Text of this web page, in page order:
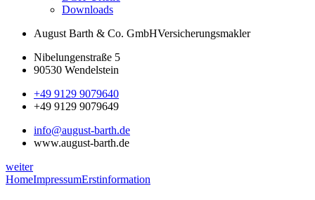
Downloads
August Barth & Co. GmbHVersicherungsmakler
Nibelungenstraße 5
90530 Wendelstein
+49 9129 9079640
+49 9129 9079649
info@august-barth.de
www.august-barth.de
weiter
HomeImpressumErstinformation